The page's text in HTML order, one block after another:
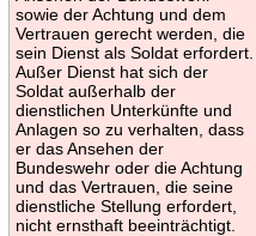
sowie der Achtung und dem
Vertrauen gerecht werden, die
sein Dienst als Soldat erfordert.
Außer Dienst hat sich der
Soldat außerhalb der
dienstlichen Unterkünfte und
Anlagen so zu verhalten, dass
er das Ansehen der
Bundeswehr oder die Achtung
und das Vertrauen, die seine
dienstliche Stellung erfordert,
nicht ernsthaft beeinträchtigt.